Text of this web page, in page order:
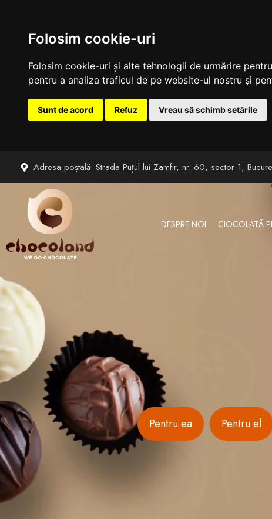
Folosim cookie-uri
Folosim cookie-uri și alte tehnologii de urmărire
pentru a analiza traficul de pe website-ul nostru și
Sunt de acord Refuz Vreau să schimb setările
Adresa poștală: Strada Puțul lui Zamfir, nr. 60, sector 1,
DESPRE NOI CIOCOLATĂ
Pentru ea Pentru el